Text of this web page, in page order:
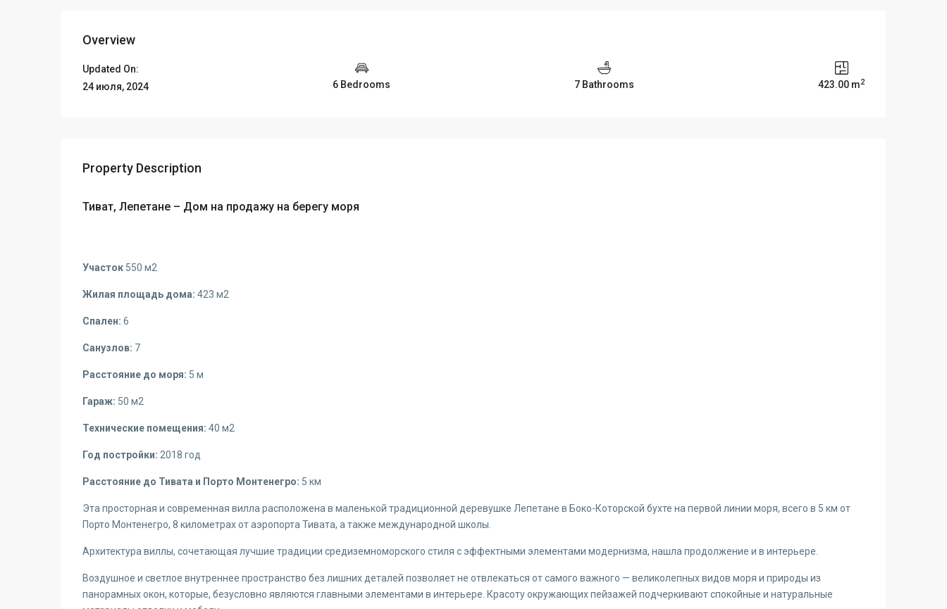
Overview
Updated On:
24 июля, 2024
6 Bedrooms 7 Bathrooms 423.00 m2
Property Description
Тиват, Лепетане – Дом на продажу на берегу моря
Участок 550 м2
Жилая площадь дома: 423 м2
Спален: 6
Санузлов: 7
Расстояние до моря: 5 м
Гараж: 50 м2
Технические помещения: 40 м2
Год постройки: 2018 год
Расстояние до Тивата и Порто Монтенегро: 5 км
Эта просторная и современная вилла расположена в маленькой традиционной деревушке Лепетане в Боко-Которской бухте на первой линии моря, всего в 5 км от
Порто Монтенегро, 8 километрах от аэропорта Тивата, а также международной школы.
Архитектура виллы, сочетающая лучшие традиции средиземноморского стиля с эффектными элементами модернизма, нашла продолжение и в интерьере.
Воздушное и светлое внутреннее пространство без лишних деталей позволяет не отвлекаться от самого важного — великолепных видов моря и природы из
панорамных окон, которые, безусловно являются главными элементами в интерьере. Красоту окружающих пейзажей подчеркивают спокойные и натуральные